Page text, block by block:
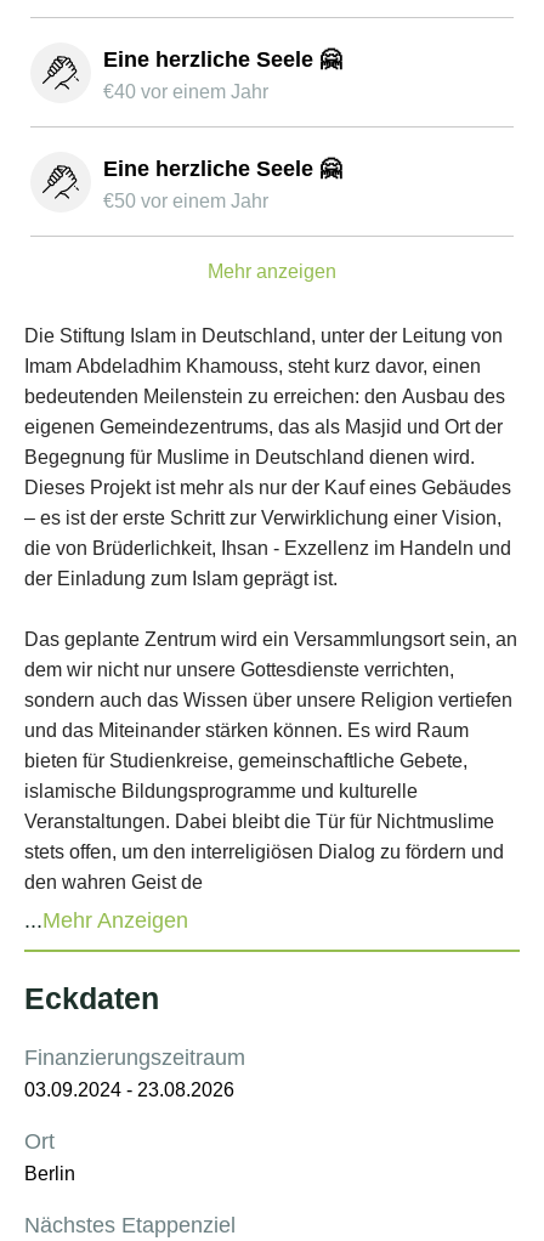
Eine herzliche Seele 🤗
€40 vor einem Jahr
Eine herzliche Seele 🤗
€50 vor einem Jahr
Mehr anzeigen
...Mehr Anzeigen
Eckdaten
Finanzierungszeitraum
03.09.2024 - 23.08.2026
Ort
Berlin
Nächstes Etappenziel